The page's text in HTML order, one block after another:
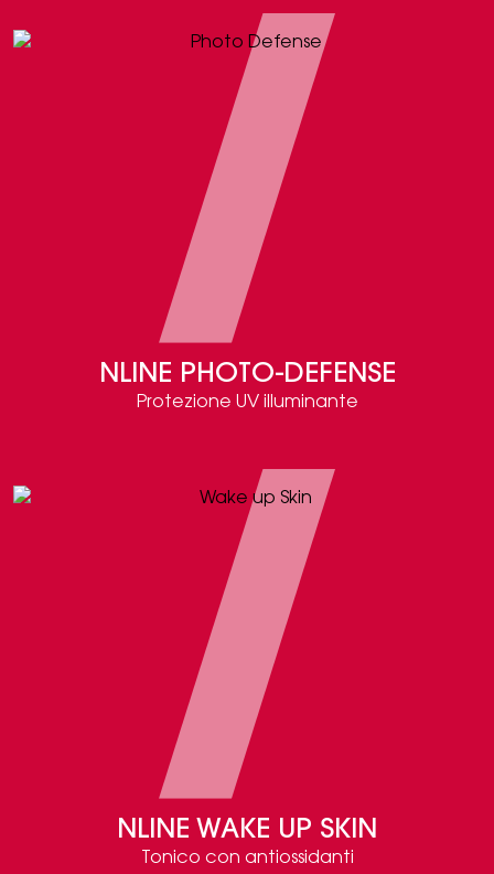
NLINE PHOTO-DEFENSE
Protezione UV illuminante
NLINE WAKE UP SKIN
Tonico con antiossidanti